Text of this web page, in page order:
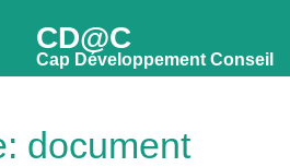
CD@C
Cap Développement Conseil
document